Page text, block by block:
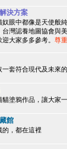
決方案
奴眼中都像是天使般
台灣認養地圖協會與
大家多多參考。 尊
一套符合現代及未來
貓塗鴉作品，讓大家
館
的，都在這裡